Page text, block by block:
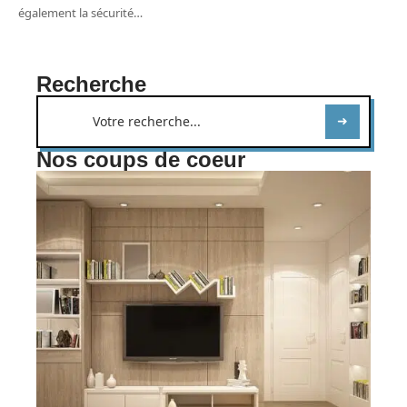
également la sécurité…
Recherche
Nos coups de coeur